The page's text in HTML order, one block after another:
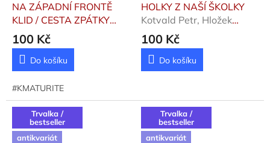
NA ZÁPADNÍ FRONTĚ
KLID / CESTA ZPÁTKY
Remarque Erich Maria
100 Kč
Do košíku
#KMATURITE
HOLKY Z NAŠÍ ŠKOLKY
Kotvald Petr, Hložek
Stanislav
100 Kč
Do košíku
Trvalka /
bestseller
antikvariát
Trvalka /
bestseller
antikvariát